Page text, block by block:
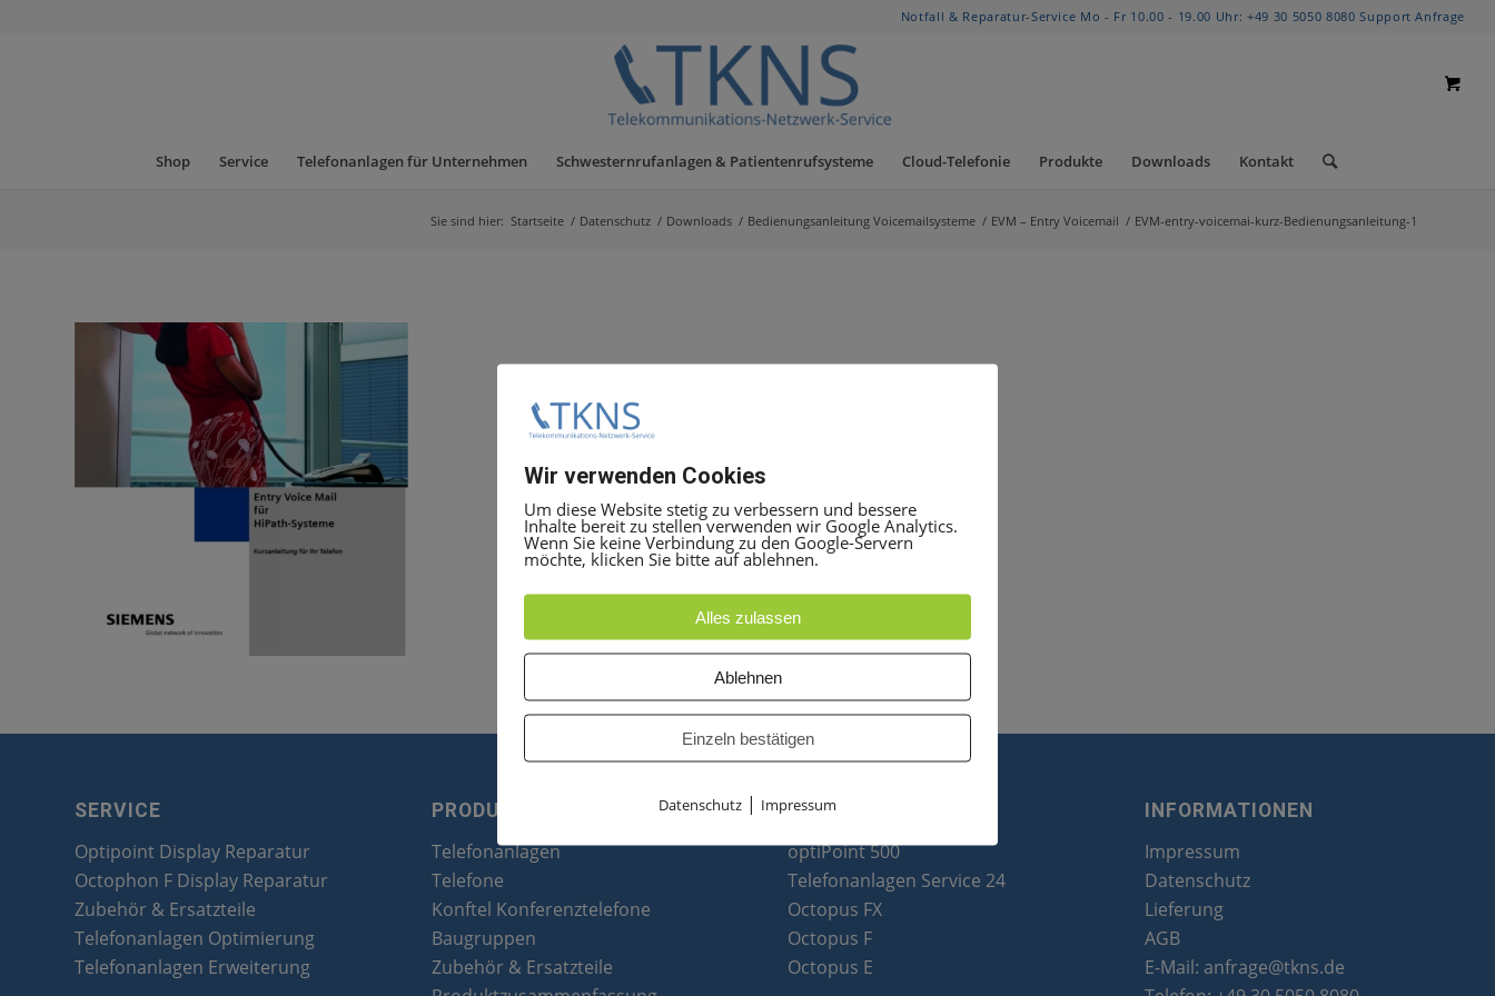
Notfall & Reparatur-Service Mo - Fr 10.00 - 19.00 Uhr: +49 30 5050 8080 Support Anfrage
Shop Service Telefonanlagen für Unternehmen Schwesternrufanlagen & Patientenrufsysteme Cloud-Telefonie Produkte Downloads Kontakt
Sie sind hier: Startseite / Datenschutz / Downloads / Bedienungsanleitung Voicemailsysteme / EVM – Entry Voicemail / EVM-entry-voicemai-kurz-Bedienungsanleitung-1
SERVICE
Optipoint Display Reparatur
Octophon F Display Reparatur
Zubehör & Ersatzteile
Telefonanlagen Optimierung
Telefonanlagen Erweiterung
PRODUKTE
Telefonanlagen
Telefone
Konftel Konferenztelefone
Baugruppen
Zubehör & Ersatzteile
PARTNER
optiPoint 500
Telefonanlagen Service 24
Octopus FX
Octopus F
Octopus E
INFORMATIONEN
Impressum
Datenschutz
Lieferung
AGB
E-Mail: anfrage@tkns.de
Wir verwenden Cookies
Um diese Website stetig zu verbessern und bessere
Inhalte bereit zu stellen verwenden wir Google Analytics.
Wenn Sie keine Verbindung zu den Google-Servern
möchte, klicken Sie bitte auf ablehnen.
Alles zulassen
Ablehnen
Einzeln bestätigen
Datenschutz | Impressum